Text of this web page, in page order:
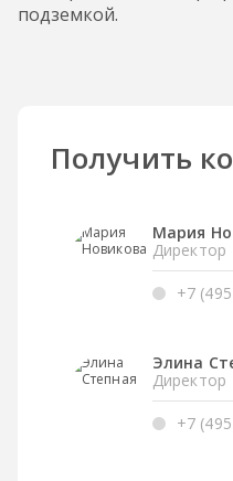
подземкой.
Получить
Мария
Директор
+7
Элина
Директор
+7